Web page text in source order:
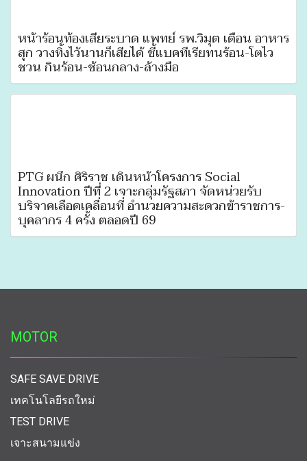
หน้าร้อนท้องเสียระบาด แพทย์ รพ.วิมุต เตือน อาหาร
สุก วางทิ้งไว้นานก็เสียได้ ชี้แบคทีเรียทนร้อน-โตไว
ชวน กินร้อน-ช้อนกลาง-ล้างมือ
PTG ผนึก ศิริราช เดินหน้าโครงการ Social
Innovation ปีที่ 2 เจาะกลุ่มรัฐสภา จัดหน่วยรับ
บริจาคเลือดเคลื่อนที่ อำนวยความสะดวกข้าราชการ-
บุคลากร 4 ครั้ง ตลอดปี 69
MOTOR
SAFE SAVE DRIVE
เทคโนโลยีรถใหม่
TEST DRIVE
เจาะสนามแข่ง